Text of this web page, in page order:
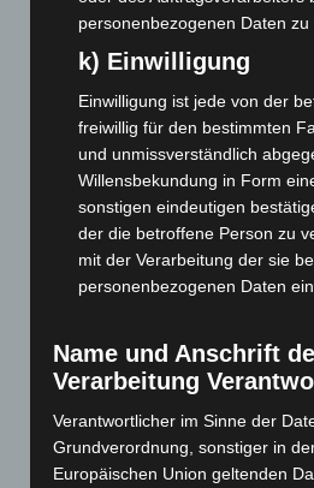
März 2026
Februar 2026(109)
Januar 2026(122)
Dezember 2025(103)
November 2025(114)
Oktober 2025(112)
September 2025(93)
August 2025(90)
Juni 2025(103)
April 2025
(88)
März 2025(111)
personenbezogenen Daten zu
k) Einwilligung
Einwilligung ist jede von der
freiwillig für den bestimmten
und unmissverständlich
Willensbekundung in Form
sonstigen eindeutigen
der die betroffene Person zu
mit der Verarbeitung der sie
personenbezogenen Daten
Name und Anschrift
Verarbeitung
Verantwortlicher im Sinne der
Grundverordnung, sonstiger in
Europäischen Union geltenden